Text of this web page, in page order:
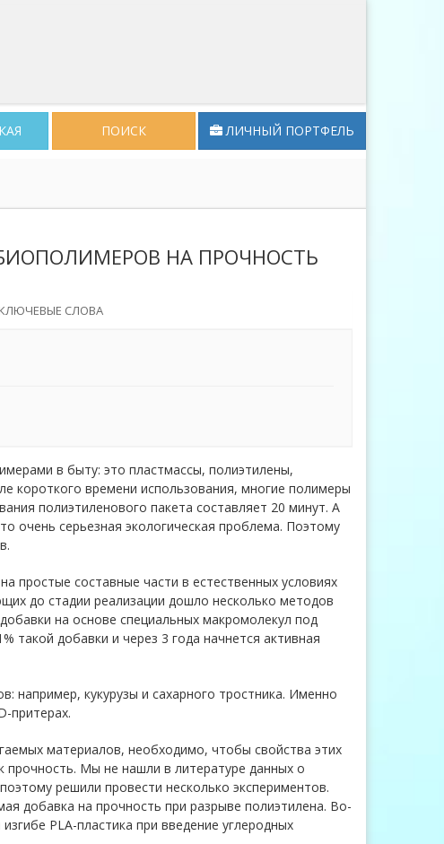
ПОИСК ЛИЧНЫЙ ПОРТФЕЛЬ
НА ПРОЧНОСТЬ
КЛЮЧЕВЫЕ СЛОВА
в быту: это пластмассы, полиэтилены,
короткого времени использования, многие полимеры
полиэтиленового пакета составляет 20 минут. А
очень серьезная экологическая проблема. Поэтому
простые составные части в естественных условиях
до стадии реализации дошло несколько методов
на основе специальных макромолекул под
такой добавки и через 3 года начнется активная
например, кукурузы и сахарного тростника. Именно
притерах.
материалов, необходимо, чтобы свойства этих
прочность. Мы не нашли в литературе данных о
решили провести несколько экспериментов.
добавка на прочность при разрыве полиэтилена. Во-
PLA-пластика при введение углеродных